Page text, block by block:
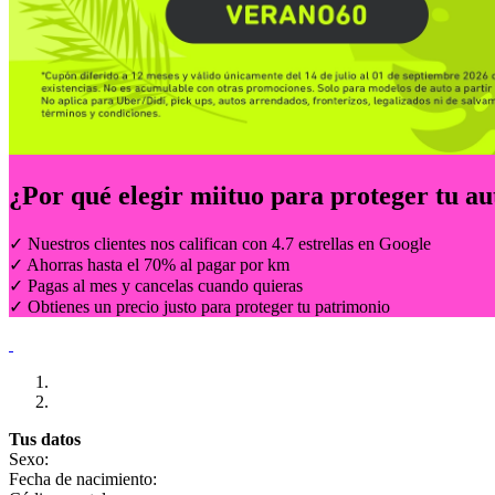
¿Por qué elegir miituo para proteger tu
✓ Nuestros clientes nos califican con 4.7 estrellas en Google
✓ Ahorras hasta el 70% al pagar por km
✓ Pagas al mes y cancelas cuando quieras
✓ Obtienes un precio justo para proteger tu patrimonio
Tus datos
Sexo:
Fecha de nacimiento: